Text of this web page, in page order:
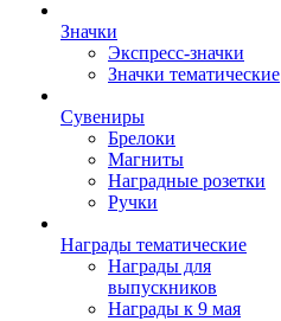
Значки
Экспресс-значки
Значки тематические
Сувениры
Брелоки
Магниты
Наградные розетки
Ручки
Награды тематические
Награды для
выпускников
Награды к 9 мая